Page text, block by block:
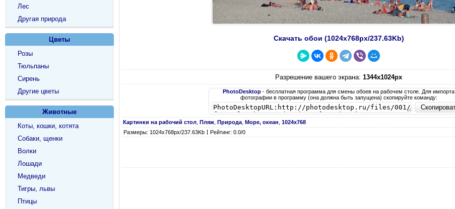
Скачать обои (1024х768px/237.63Kb)
Разрешение вашего экрана: 1344x1024px
PhotoDesktop - бесплатная программа для смены обоев на рабочем столе. Для импорта
фотографии в программу (она должна быть запущена) скопируйте команду:
Картинки на рабочий стол Пляж Природа Море, океан 1024х768
Размеры: 1024х768px/237.63Kb
Рейтинг: 0.0/0
Лес
Другая природа
Цветы
Розы
Тюльпаны
Сирень
Другие цветы
Животные
Коты, кошки, котята
Собаки, щенки
Волки
Лошади
Медведи
Тигры, львы
Птицы